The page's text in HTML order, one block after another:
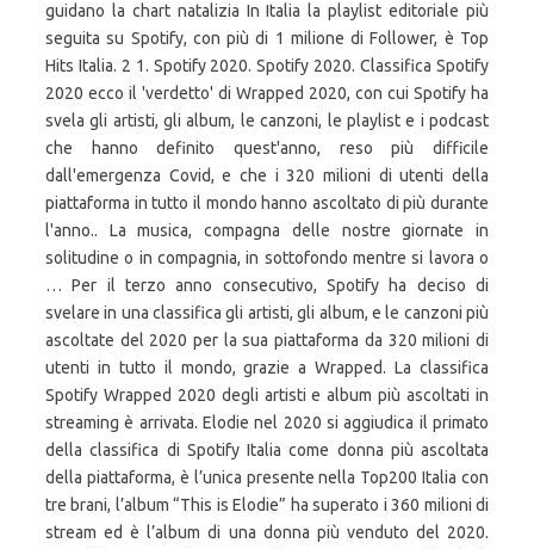
guidano la chart natalizia In Italia la playlist editoriale più
seguita su Spotify, con più di 1 milione di Follower, è Top
Hits Italia. 2 1. Spotify 2020. Spotify 2020. Classifica Spotify
2020 ecco il 'verdetto' di Wrapped 2020, con cui Spotify ha
svela gli artisti, gli album, le canzoni, le playlist e i podcast
che hanno definito quest'anno, reso più difficile
dall'emergenza Covid, e che i 320 milioni di utenti della
piattaforma in tutto il mondo hanno ascoltato di più durante
l'anno.. La musica, compagna delle nostre giornate in
solitudine o in compagnia, in sottofondo mentre si lavora o
… Per il terzo anno consecutivo, Spotify ha deciso di
svelare in una classifica gli artisti, gli album, e le canzoni più
ascoltate del 2020 per la sua piattaforma da 320 milioni di
utenti in tutto il mondo, grazie a Wrapped. La classifica
Spotify Wrapped 2020 degli artisti e album più ascoltati in
streaming è arrivata. Elodie nel 2020 si aggiudica il primato
della classifica di Spotify Italia come donna più ascoltata
della piattaforma, è l’unica presente nella Top200 Italia con
tre brani, l’album “This is Elodie” ha superato i 360 milioni di
stream ed è l’album di una donna più venduto del 2020.